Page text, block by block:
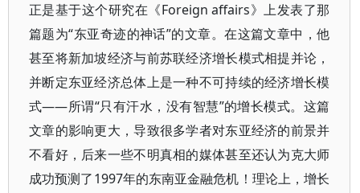
正是基于这个研究在《Foreign affairs》上发表了那
篇题为“东亚奇迹的神话”的文章。在这篇文章中，他
甚至将新加坡经济与前苏联经济增长模式相提并论，
并断定东亚经济总体上是一种不可持续的经济增长模
式——所谓“只有汗水，没有智慧”的增长模式。这篇
文章的影响更大，导致很多学者对东亚经济的前景并
不看好，后来一些不明真相的媒体甚至还认为克大师
成功预测了1997年的东南亚金融危机！理论上，增长